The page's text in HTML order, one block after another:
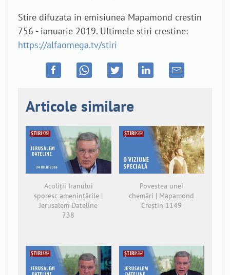
Stire difuzata in emisiunea Mapamond crestin
756 - ianuarie 2019. Ultimele stiri crestine:
https://alfaomega.tv/stiri
Articole similare
Acoliții Iranului
sporesc amenințările |
Jerusalem Dateline
738
Povestea unei
chemări | Mapamond
Creștin 1149